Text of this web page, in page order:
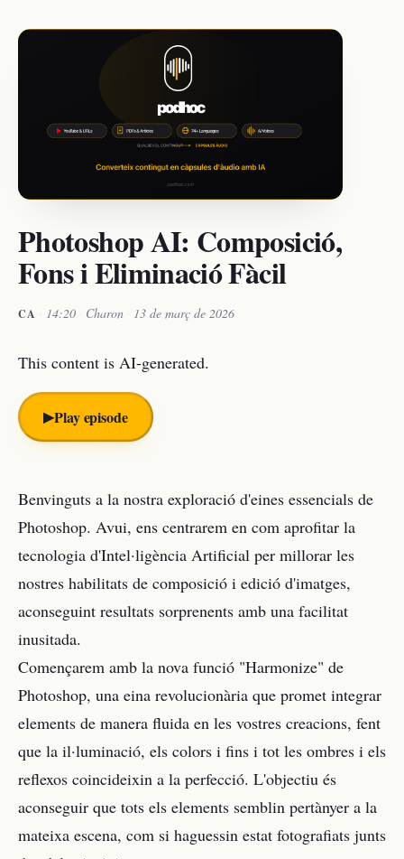
Photoshop AI: Composició,
Fons i Eliminació Fàcil
CA · 14:20 · Charon · 13 de març de 2026
This content is AI-generated.
▶︎Play episode
Benvinguts a la nostra exploració d'eines essencials de
Photoshop. Avui, ens centrarem en com aprofitar la
tecnologia d'Intel·ligència Artificial per millorar les
nostres habilitats de composició i edició d'imatges,
aconseguint resultats sorprenents amb una facilitat
inusitada.
Començarem amb la nova funció "Harmonize" de
Photoshop, una eina revolucionària que promet integrar
elements de manera fluida en les vostres creacions, fent
que la il·luminació, els colors i fins i tot les ombres i els
reflexos coincideixin a la perfecció. L'objectiu és
aconseguir que tots els elements semblin pertànyer a la
mateixa escena, com si haguessin estat fotografiats junts